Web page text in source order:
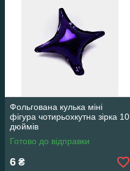
Фольгована кулька міні
фігура чотирьохкутна зірка 10
дюймів
Готово до відправки
6 ₴